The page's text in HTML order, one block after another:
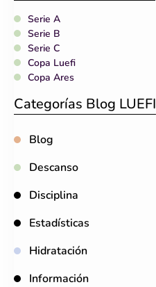
Serie A
Serie B
Serie C
Copa Luefi
Copa Ares
Categorías Blog LUEFI
Blog
Descanso
Disciplina
Estadísticas
Hidratación
Información